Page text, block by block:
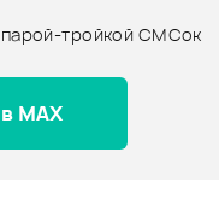
тройкой СМСок
MAX